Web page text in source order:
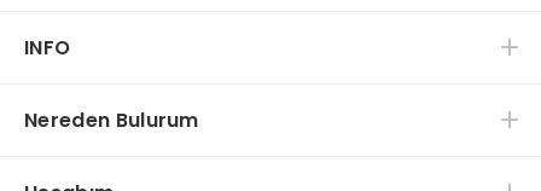
INFO
Nereden Bulurum